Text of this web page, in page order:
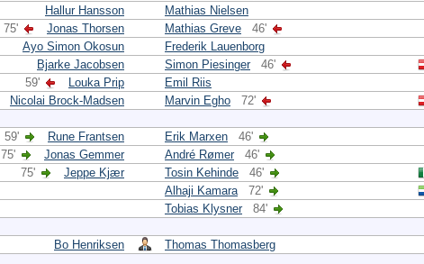
Hallur Hansson
Mathias Nielsen
75'
Jonas Thorsen Mathias Greve
46'
Ayo Simon Okosun
Frederik Lauenborg
Bjarke Jacobsen
Simon Piesinger
46'
59'
Louka Prip
Emil Riis
Nicolai Brock-Madsen Marvin Egho 72'
59' Rune Frantsen Erik Marxen
46'
75'
Jonas Gemmer André Rømer
46'
75'
Jeppe Kjær Tosin Kehinde
46'
Alhaji Kamara
72'
Tobias Klysner
84'
Bo Henriksen Thomas Thomasberg